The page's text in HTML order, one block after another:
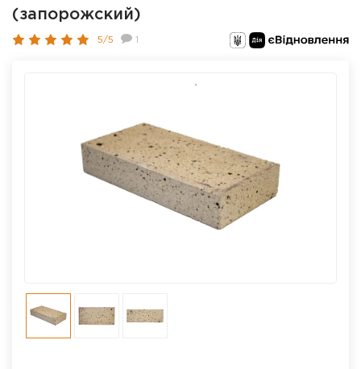
(запорожский)
5/5 1